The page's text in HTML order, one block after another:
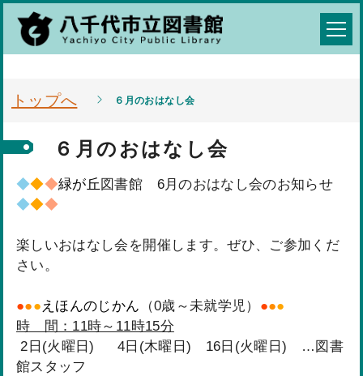
トップへ ６月のおはなし会
６月のおはなし会
◆◆◆緑が丘 図書館 6月のおはなし会のお知らせ
◆◆◆
楽しいおはなし会を開催します。ぜひ、ご参加くだ
さい。
●●● えほんのじかん （0歳～未就学児） ●●●
時 間：11時～11時15分
2日(火曜日) 4日(木曜日) 16日(火曜日) …図書
館スタッフ